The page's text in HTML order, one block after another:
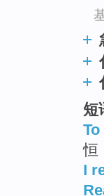
短
恒
I